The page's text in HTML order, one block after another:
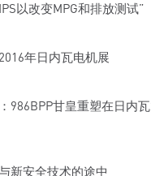
以改变MPG和排放测试”
年日内瓦电机展
986BPP甘皇重塑在日内
新安全技术的途中